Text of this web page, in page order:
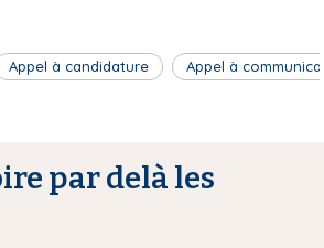
Appel à candidature Appel à
par delà les